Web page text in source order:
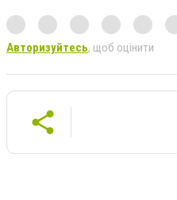
Авторизуйтесь, щоб оцінити